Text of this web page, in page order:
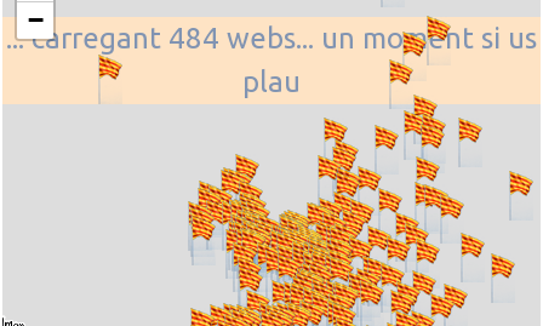
... carregant 484 webs... un moment si us
plau
−